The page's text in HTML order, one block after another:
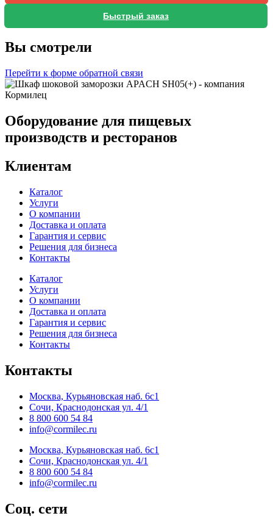
Быстрый заказ
Вы смотрели
Перейти к форме обратной связи
Оборудование для пищевых
производств и ресторанов
Клиентам
Каталог
Услуги
О компании
Доставка и оплата
Гарантия и сервис
Решения для бизнеса
Контакты
Каталог
Услуги
О компании
Доставка и оплата
Гарантия и сервис
Решения для бизнеса
Контакты
Контакты
Москва, Курьяновская наб. 6с1
Сочи, Краснодонская ул. 4/1
8 800 600 54 84
info@cormilec.ru
Москва, Курьяновская наб. 6с1
Сочи, Краснодонская ул. 4/1
8 800 600 54 84
info@cormilec.ru
Соц. сети